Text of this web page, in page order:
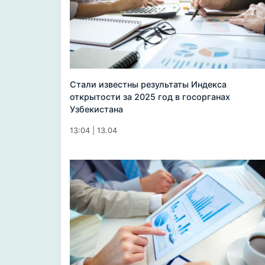
Стали известны результаты Индекса
открытости за 2025 год в госорганах
Узбекистана
13:04 | 13.04